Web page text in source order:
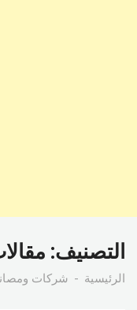
التصنيف:
الرئيسية شركات